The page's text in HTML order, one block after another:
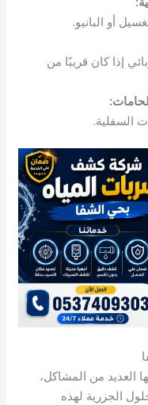
أو البانيو.
إذا كان قريبًا من
السفلية.
العديد من المشاكل،
الجزرية لهذه